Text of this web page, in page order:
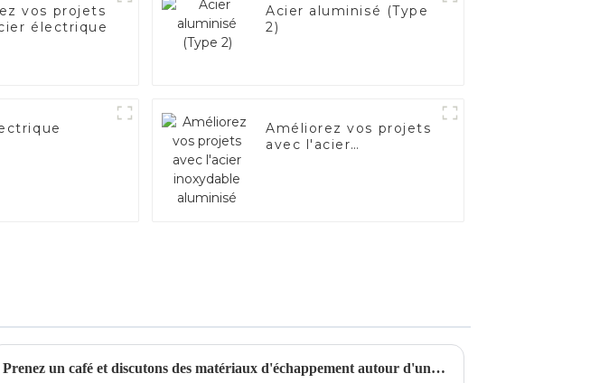
vos projets
électrique
Acier aluminisé (Type
2)
Améliorez vos projets
avec l'acier
Prenez un café et discutons des matériaux d'échappement autour d'une tasse